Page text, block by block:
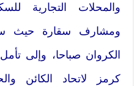
والمحلات التجارية
ومشارف سقارة حيث
الكروان صباحا، وإلى
كرمز لاتحاد الكائن